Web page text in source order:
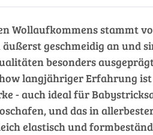
Wollaufkommens
geschmeidig an und
besonders
langjähriger Erfahrung ist
- auch ideal für
und das in
elastisch und